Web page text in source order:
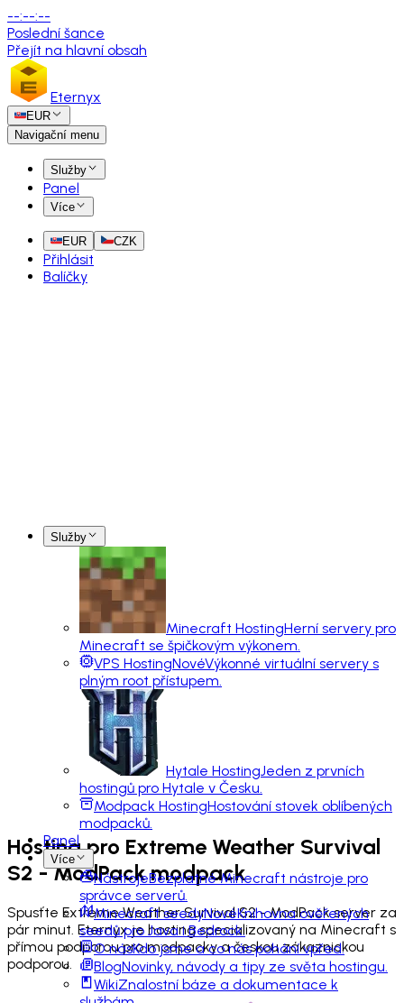
--:--:--
Poslední šance
Přejít na hlavní obsah
Eternyx
EUR
Navigační menu
Služby
Panel
Více
EUR CZK
Přihlásit
Balíčky
Služby
Minecraft HostingHerní servery pro
Minecraft se špičkovým výkonem.
VPS HostingNovéVýkonné virtuální servery s
plným root přístupem.
Hytale HostingJeden z prvních
hostingů pro Hytale v Česku.
Modpack HostingHostování stovek oblíbených
modpacků.
Panel
Více
NástrojeBezplatné Minecraft nástroje pro
správce serverů.
Minecraft seedyNovéKnihovna ověřených
seedů pro Java i Bedrock.
O násKdo jsme a co nás pohání vpřed.
BlogNovinky, návody a tipy ze světa hostingu.
WikiZnalostní báze a dokumentace k
Hosting pro Extreme Weather Survival
S2 - ModPackmodpack
Spusťte Extreme Weather Survival S2 - ModPack server za
pár minut. Eternyx je hosting specializovaný na Minecraft s
přímou podporou pro modpacky a českou zákaznickou
podporou.